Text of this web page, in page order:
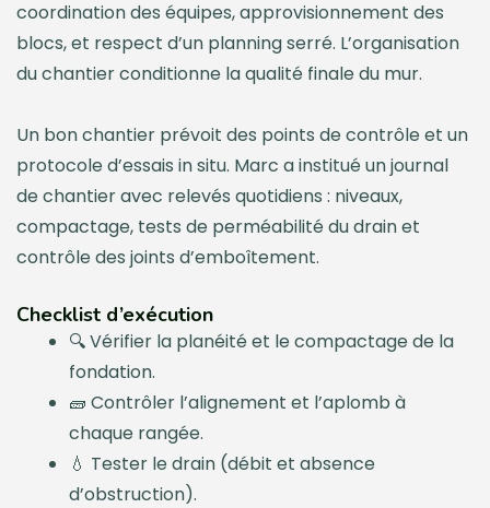
coordination des équipes, approvisionnement des
blocs, et respect d’un planning serré. L’organisation
du chantier conditionne la qualité finale du mur.
Un bon chantier prévoit des points de contrôle et un
protocole d’essais in situ. Marc a institué un journal
de chantier avec relevés quotidiens : niveaux,
compactage, tests de perméabilité du drain et
contrôle des joints d’emboîtement.
Checklist d’exécution
🔍 Vérifier la planéité et le compactage de la
fondation.
🧱 Contrôler l’alignement et l’aplomb à
chaque rangée.
💧 Tester le drain (débit et absence
d’obstruction).